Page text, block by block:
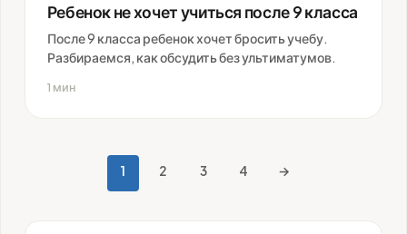
Ребенок не хочет учиться после 9 класса
После 9 класса ребенок хочет бросить учебу.
Разбираемся, как обсудить без ультиматумов.
1 мин
1 2 3 4 →